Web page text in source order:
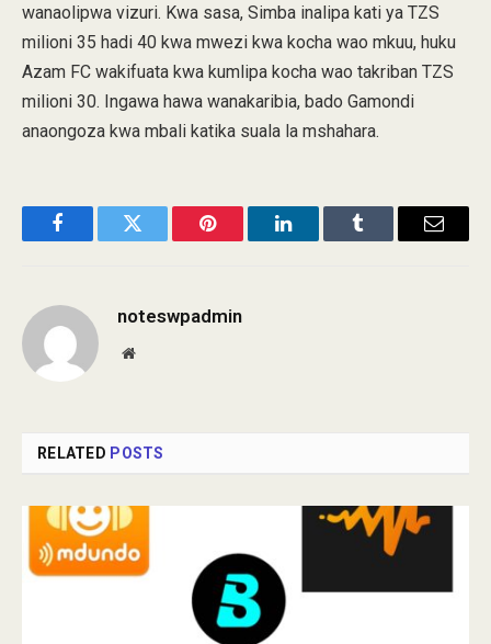
wanaolipwa vizuri. Kwa sasa, Simba inalipa kati ya TZS
milioni 35 hadi 40 kwa mwezi kwa kocha wao mkuu, huku
Azam FC wakifuata kwa kumlipa kocha wao takriban TZS
milioni 30. Ingawa hawa wanakaribia, bado Gamondi
anaongoza kwa mbali katika suala la mshahara.
FacebookTwitter Pinterest LinkedInTumblr Email
noteswpadmin
Website
RELATED POSTS